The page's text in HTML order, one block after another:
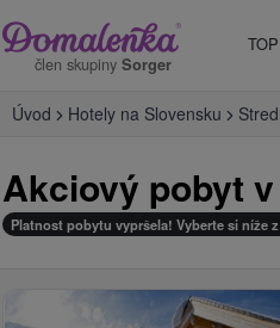
člen skupiny Sorger
Úvod Hotely na Slovensku
Akciový pobyt
Platnost pobytu vypršela! Vyberte si níže